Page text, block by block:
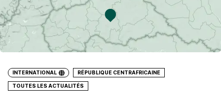
INTERNATIONAL RÉPUBLIQUE CENTRAFRICAINE
TOUTES LES ACTUALITÉS